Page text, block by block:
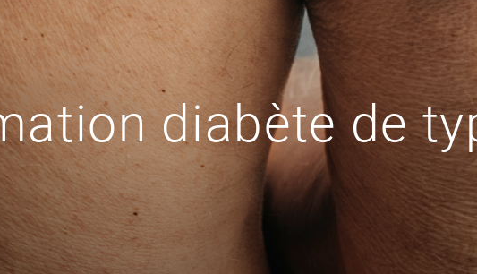
diabète de